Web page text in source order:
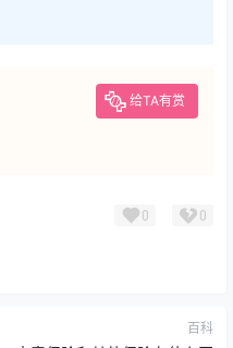
给TA有赏
0 0
百科